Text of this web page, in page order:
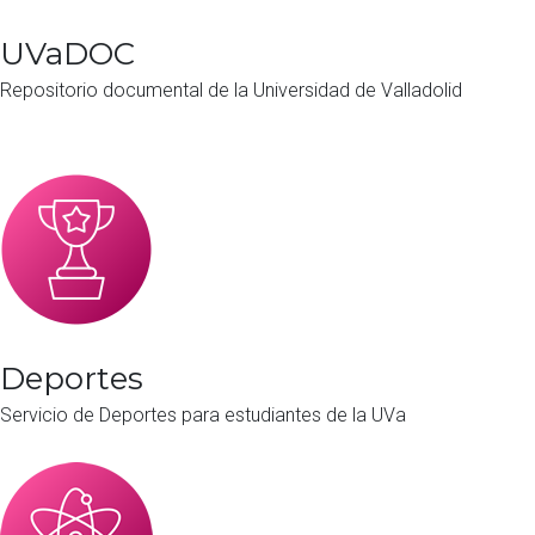
UVaDOC
Repositorio documental de la Universidad de Valladolid
Deportes
Servicio de Deportes para estudiantes de la UVa